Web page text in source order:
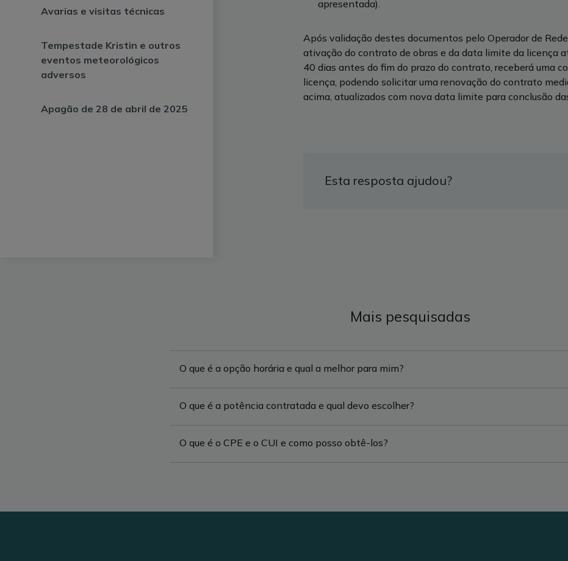
Avarias e visitas técnicas
Tempestade Kristin e outros
eventos meteorológicos
adversos
Apagão de 28 de abril de 2025
apresentada).
Após validação destes documentos pelo Operador de
ativação do contrato de obras e da data limite da licença
40 dias antes do fim do prazo do contrato, receberá uma
licença, podendo solicitar uma renovação do contrato
acima, atualizados com nova data limite para conclusão
Esta resposta ajudou?
Mais pesquisadas
O que é a opção horária e qual a melhor para mim?
O que é a potência contratada e qual devo escolher?
O que é o CPE e o CUI e como posso obtê-los?